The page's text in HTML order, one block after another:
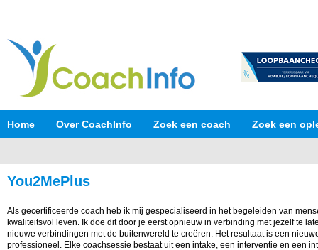
Home Over CoachInfo Zoek een coach Zoek een
You2MePlus
Als gecertificeerde coach heb ik mij gespecialiseerd in het begeleiden van
kwaliteitsvol leven. Ik doe dit door je eerst opnieuw in verbinding met jezelf te
nieuwe verbindingen met de buitenwereld te creëren. Het resultaat is een
professioneel. Elke coachsessie bestaat uit een intake, een interventie en een